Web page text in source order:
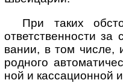
При таких
ответ­ст­вен­но­сти
вании, в том числе,
род­ного
ной и касса­цион­ной